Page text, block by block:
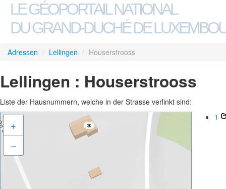
LE GÉOPORTAIL NATIONAL
DU GRAND-DUCHÉ DE
Adressen / Lellingen / Houserstrooss
Lellingen : Houserstrooss
Liste der Hausnummern, welche in der Strasse verlinkt sind:
+
–
1